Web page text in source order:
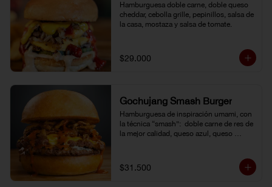
Hamburguesa doble carne, doble queso
cheddar, cebolla grille, pepinillos, salsa de
la casa, mostaza y salsa de tomate.
$29.000
Gochujang Smash Burger
Hamburguesa de inspiración umami, con
la técnica “smash”:  doble carne de res de
la mejor calidad, queso azul, queso
gochujang (pasta coreana de chiles rojos,
soya fermentada y harina de arroz).
$31.500